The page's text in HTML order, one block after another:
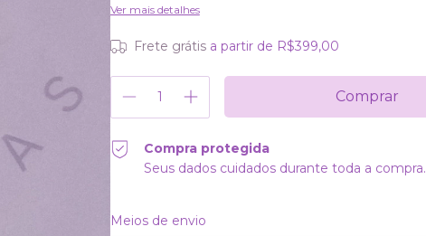
Ver mais detalhes
Frete grátis a partir de R$399,00
Compra protegida
Seus dados cuidados durante toda a compra.
Entregas para o CEP:
Meios de envio